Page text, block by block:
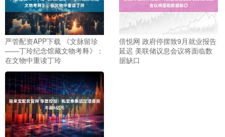
严管配资APP下载 《文脉留珍
——丁玲纪念馆藏文物考释》：
在文物中重读丁玲
倍悦网 政府停摆致9月就业报告
延迟 美联储议息会议将面临数
据缺口